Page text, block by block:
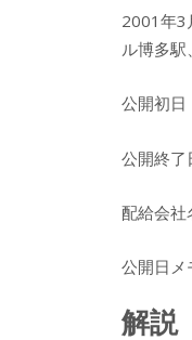
2001年3
ル博多
公開初
公開終
配給会
公開日
解説